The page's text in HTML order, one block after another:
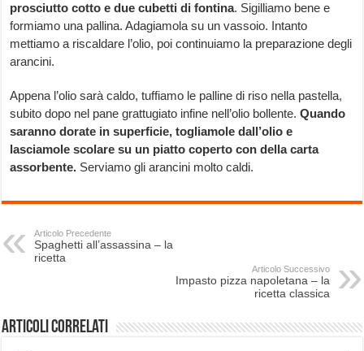
prosciutto cotto e due cubetti di fontina. Sigilliamo bene e
formiamo una pallina. Adagiamola su un vassoio. Intanto
mettiamo a riscaldare l’olio, poi continuiamo la preparazione degli
arancini.
Appena l’olio sarà caldo, tuffiamo le palline di riso nella pastella,
subito dopo nel pane grattugiato infine nell’olio bollente.Quando
saranno dorate in superficie, togliamole dall’olio e
lasciamole scolare su un piatto coperto con della carta
assorbente. Serviamo gli arancini molto caldi.
Articolo Precedente
Spaghetti all’assassina – la
ricetta
Articolo Successivo
Impasto pizza napoletana – la
ricetta classica
Articoli correlati